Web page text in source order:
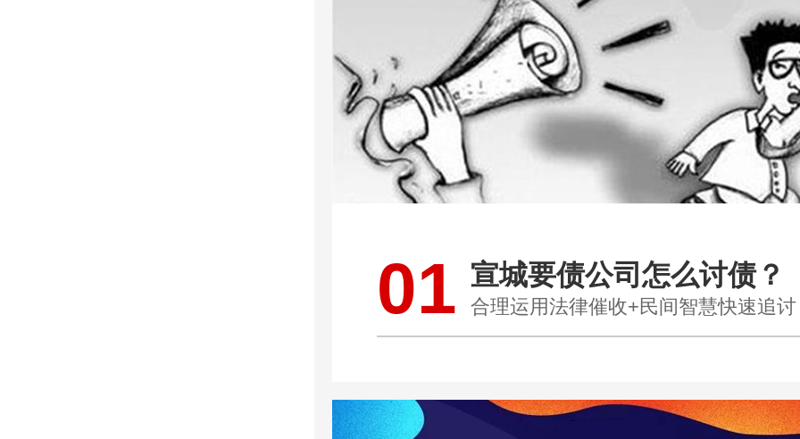
01 宣城要债公司怎么讨债？
合理运用法律催收+民间智慧快速追讨